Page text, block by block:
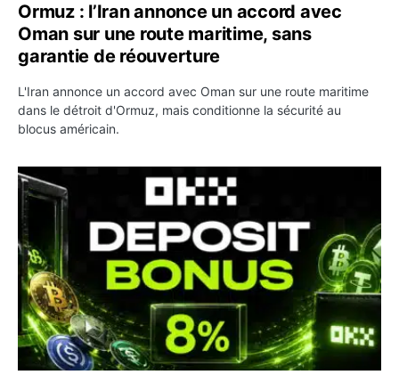
Ormuz : l’Iran annonce un accord avec
Oman sur une route maritime, sans
garantie de réouverture
L'Iran annonce un accord avec Oman sur une route maritime
dans le détroit d'Ormuz, mais conditionne la sécurité au
blocus américain.
OKX relance une campagne Deposit Bonus : jusqu’à 5